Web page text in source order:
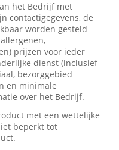
het Bedrijf met
contactigegevens, de
worden gesteld
prijzen voor ieder
dienst (inclusief
bezorggebied
en minimale
over het Bedrijf.
met een wettelijke
beperkt tot